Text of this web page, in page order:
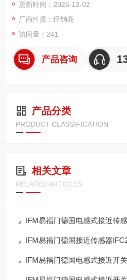
更新时间：2025-12-02
厂商性质：经销商
访问量：241
产品咨询
产品分类
PRODUCT CLASSIFICATION
相关文章
RELATED ARTICLES
IFM易福门德国电感式接近传
IFM易福门德国接近传感器
IFM易福门德国电感式接近开